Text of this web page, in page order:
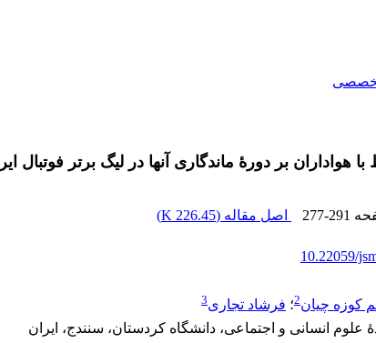
تخصصی
هواداران بر دورۀ ماندگاری آنها در لیگ برتر فوتبال
277-291 اصل مقاله (226.45 K
)
10.22059/
کوزه چیان2؛ فرشاد تجاری3
علوم انسانی و اجتماعی، دانشگاه کردستان، سنندج، ایران